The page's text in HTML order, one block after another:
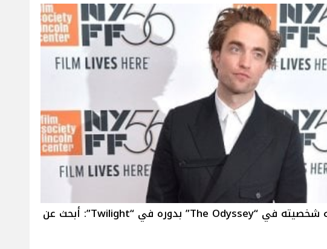
روبرت باتينسون يشبّه شخصيته في “The Odyssey” بدوره في “Twilight”: أبحث عن